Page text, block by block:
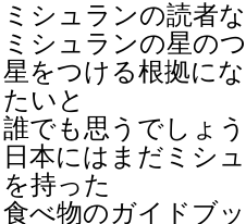
ミシュランの読者
ミシュランの星の
星をつける根拠に
たいと
誰でも思うでしょ
日本にはまだミシ
を持った
食べ物のガイドブ